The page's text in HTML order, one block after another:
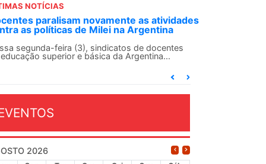
NOTÍCIAS
SN convoca docentes para Dia de
Internacionalista com Cuba em
13 de agosto
O ANDES-SN conclama suas seções sindicais e o
2026